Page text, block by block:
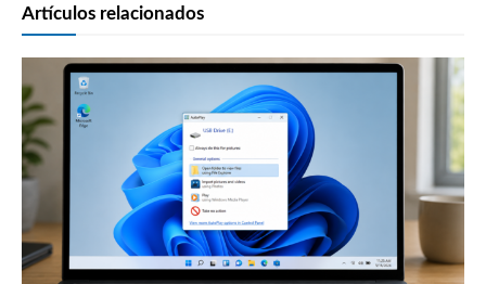
Artículos relacionados